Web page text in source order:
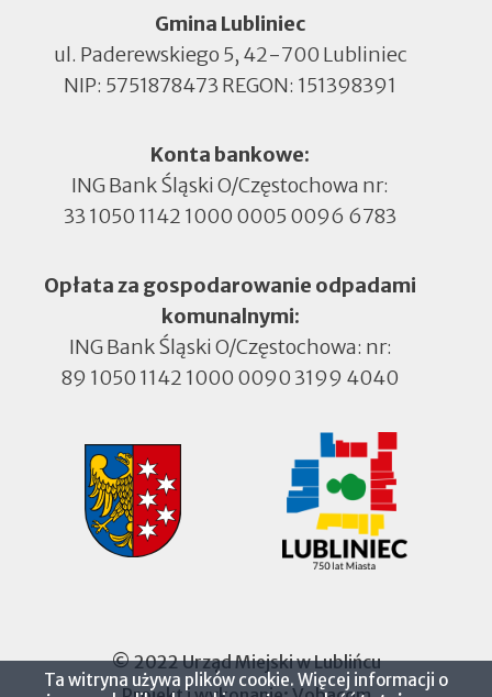
Gmina Lubliniec
ul. Paderewskiego 5, 42-700 Lubliniec
NIP: 5751878473 REGON: 151398391
Konta bankowe:
ING Bank Śląski O/Częstochowa nr:
33 1050 1142 1000 0005 0096 6783
Opłata za gospodarowanie odpadami
komunalnymi:
ING Bank Śląski O/Częstochowa: nr:
89 1050 1142 1000 0090 3199 4040
© 2022 Urząd Miejski w Lublińcu
Ta witryna używa plików cookie. Więcej informacji o